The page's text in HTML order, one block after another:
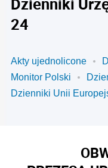
24
Akty ujednolicone
Monitor Polski
Dzienniki Unii